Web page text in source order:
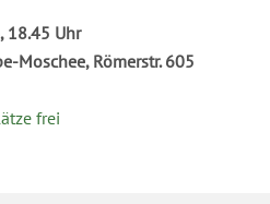
18.45 Uhr
Moschee, Römerstr. 605
frei